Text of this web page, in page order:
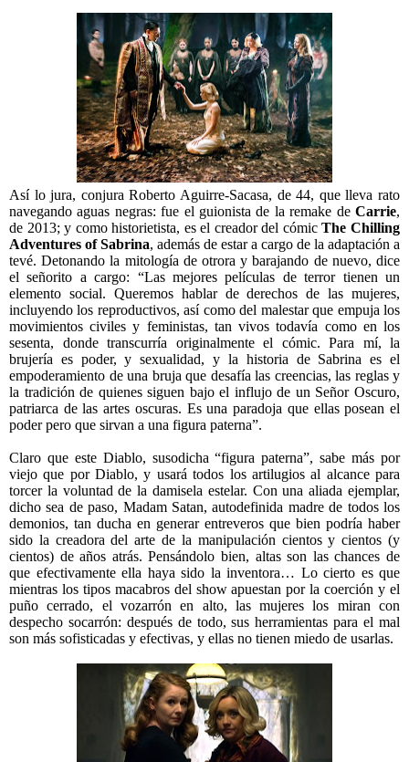
Así lo jura, conjura Roberto Aguirre-Sacasa, de 44, que lleva rato
navegando aguas negras: fue el guionista de la remake de Carrie,
de 2013; y como historietista, es el creador del cómicThe Chilling
Adventures of Sabrina, además de estar a cargo de la adaptación a
tevé. Detonando la mitología de otrora y barajando de nuevo, dice
el señorito a cargo: “Las mejores películas de terror tienen un
elemento social. Queremos hablar de derechos de las mujeres,
incluyendo los reproductivos, así como del malestar que empuja los
movimientos civiles y feministas, tan vivos todavía como en los
sesenta, donde transcurría originalmente el cómic. Para mí, la
brujería es poder, y sexualidad, y la historia de Sabrina es el
empoderamiento de una bruja que desafía las creencias, las reglas y
la tradición de quienes siguen bajo el influjo de un Señor Oscuro,
patriarca de las artes oscuras. Es una paradoja que ellas posean el
poder pero que sirvan a una figura paterna”.
Claro que este Diablo, susodicha “figura paterna”, sabe más por
viejo que por Diablo, y usará todos los artilugios al alcance para
torcer la voluntad de la damisela estelar. Con una aliada ejemplar,
dicho sea de paso, Madam Satan, autodefinida madre de todos los
demonios, tan ducha en generar entreveros que bien podría haber
sido la creadora del arte de la manipulación cientos y cientos (y
cientos) de años atrás. Pensándolo bien, altas son las chances de
que efectivamente ella haya sido la inventora… Lo cierto es que
mientras los tipos macabros del show apuestan por la coerción y el
puño cerrado, el vozarrón en alto, las mujeres los miran con
despecho socarrón: después de todo, sus herramientas para el mal
son más sofisticadas y efectivas, y ellas no tienen miedo de usarlas.